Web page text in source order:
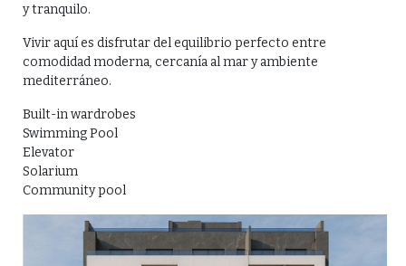
y tranquilo.
Vivir aquí es disfrutar del equilibrio perfecto entre
comodidad moderna, cercanía al mar y ambiente
mediterráneo.
Built-in wardrobes
Swimming Pool
Elevator
Solarium
Community pool